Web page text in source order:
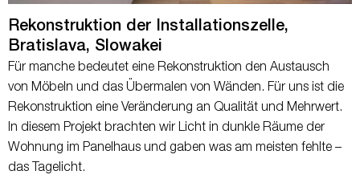
Rekonstruktion der Installationszelle,
Bratislava, Slowakei
Für manche bedeutet eine Rekonstruktion den Austausch
von Möbeln und das Übermalen von Wänden. Für uns ist die
Rekonstruktion eine Veränderung an Qualität und Mehrwert.
In diesem Projekt brachten wir Licht in dunkle Räume der
Wohnung im Panelhaus und gaben was am meisten fehlte –
das Tagelicht.